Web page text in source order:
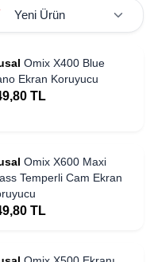
Omix X400 Blue
Ekran Koruyucu
TL
Omix X600 Maxi
Temperli Cam Ekran
TL